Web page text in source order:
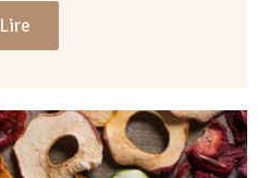
Lire